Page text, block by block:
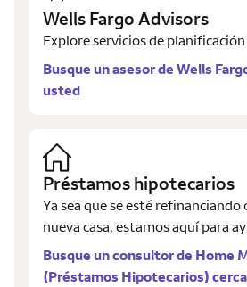
Wells Fargo Advisors
Explore servicios de
Busque un asesor de Wells
usted
Préstamos hipotecarios
Ya sea que se esté
nueva casa, estamos aquí para
Busque un consultor de Home
(Préstamos Hipotecarios)